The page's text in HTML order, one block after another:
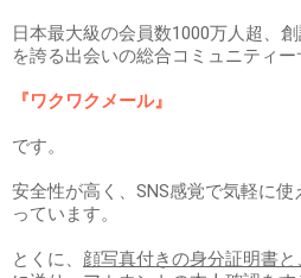
日本最大級の会員数1000万人超、
を誇る出会いの総合コミュニティー
『ワクワクメール』
です。
安全性が高く、SNS感覚で気軽に
っています。
とくに、 顔写真付きの身分証明書